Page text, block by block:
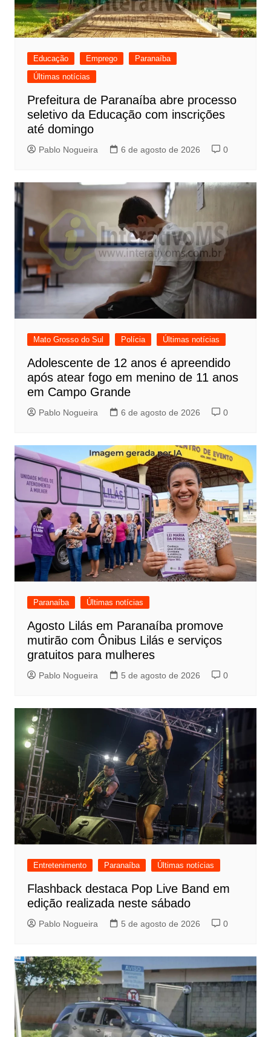
Educação Emprego
Paranaíba
Últimas notícias
Prefeitura de Paranaíba abre processo
seletivo da Educação com inscrições
até domingo
Pablo Nogueira 6 de agosto de 2026 0
Mato Grosso do Sul Polícia Últimas notícias
Adolescente de 12 anos é apreendido
após atear fogo em menino de 11 anos
em Campo Grande
Pablo Nogueira 6 de agosto de 2026 0
Paranaíba Últimas notícias
Agosto Lilás em Paranaíba promove
mutirão com Ônibus Lilás e serviços
gratuitos para mulheres
Pablo Nogueira 5 de agosto de 2026 0
Entretenimento Paranaíba Últimas notícias
Flashback destaca Pop Live Band em
edição realizada neste sábado
Pablo Nogueira 5 de agosto de 2026 0